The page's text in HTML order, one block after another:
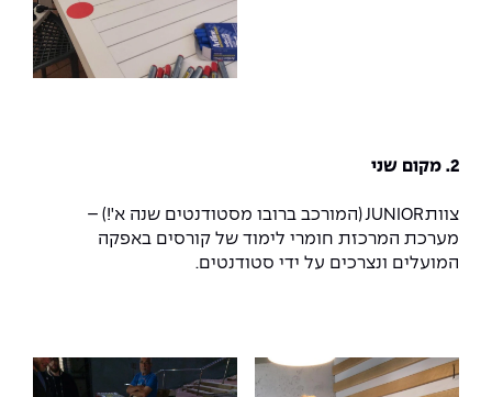
2. מקום שני
צוות JUNIOR (המורכב ברובו מסטודנטים שנה א'!) –
מערכת המרכזת חומרי לימוד של קורסים באפקה
המועלים ונצרכים על ידי סטודנטים.